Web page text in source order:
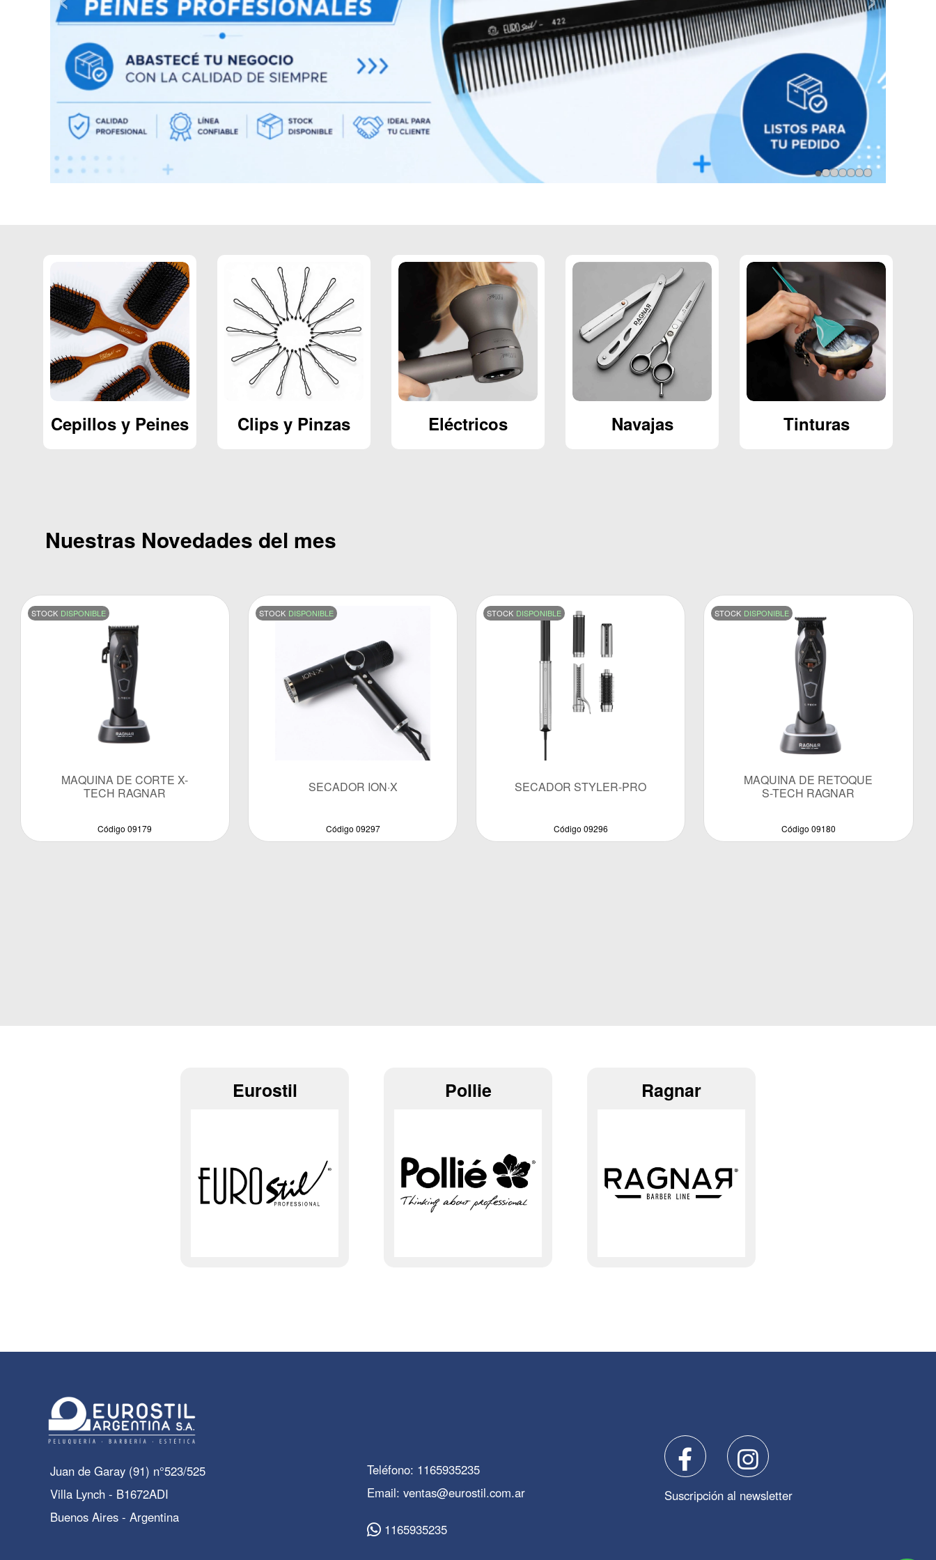
Clips y Pinzas Eléctricos Navajas Tinturas Cepillos y Peines
Nuestras Novedades del mes
STOCK DISPONIBLE
MAQUINA DE CORTE X-
TECH RAGNAR
Código 09179
STOCK DISPONIBLE
SECADOR ION·X
Código 09297
STOCK DISPONIBLE
SECADOR STYLER-PRO
Código 09296
STOCK DISPONIBLE
MAQUINA DE RETOQUE
S-TECH RAGNAR
Código 09180
Eurostil Pollie Ragnar
Juan de Garay (91) n°523/525
Villa Lynch - B1672ADI
Buenos Aires - Argentina
Teléfono: 1165935235
Email: ventas@eurostil.com.ar
1165935235
Suscripción al newsletter